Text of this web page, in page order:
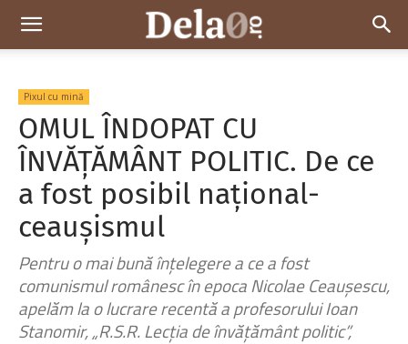
Dela0
Pixul cu mină
OMUL ÎNDOPAT CU
ÎNVĂȚĂMÂNT POLITIC. De ce
a fost posibil național-
ceaușismul
Pentru o mai bună înțelegere a ce a fost
comunismul românesc în epoca Nicolae Ceaușescu,
apelăm la o lucrare recentă a profesorului Ioan
Stanomir, „R.S.R. Lecția de învățământ politic”,